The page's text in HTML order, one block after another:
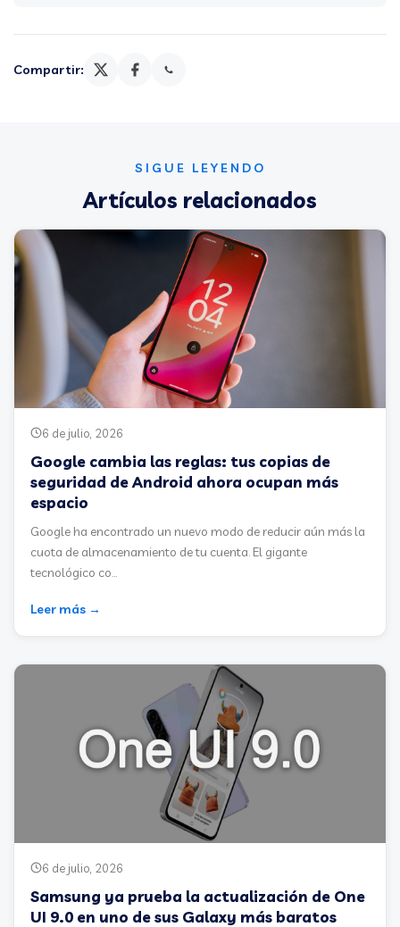
Compartir:
SIGUE LEYENDO
Artículos relacionados
6 de julio, 2026
Google cambia las reglas: tus copias de
seguridad de Android ahora ocupan más
espacio
Google ha encontrado un nuevo modo de reducir aún más la
cuota de almacenamiento de tu cuenta. El gigante
tecnológico co...
Leer más →
6 de julio, 2026
Samsung ya prueba la actualización de One
UI 9.0 en uno de sus Galaxy más baratos